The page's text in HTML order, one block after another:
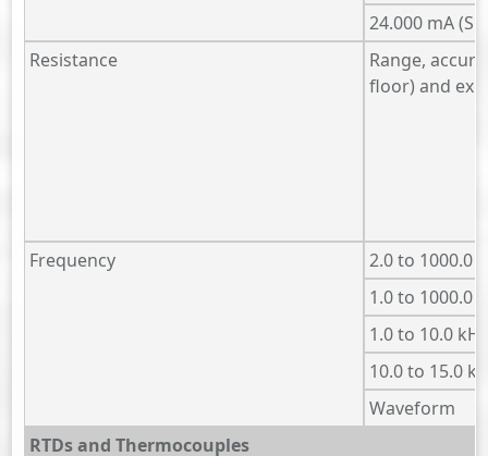
24.000 mA
Resistance
Range,
floor) and
Frequency
2.0 to 1000.0
1.0 to 1000.0
1.0 to 10.0
10.0 to 15.0
Waveform
RTDs and Thermocouples